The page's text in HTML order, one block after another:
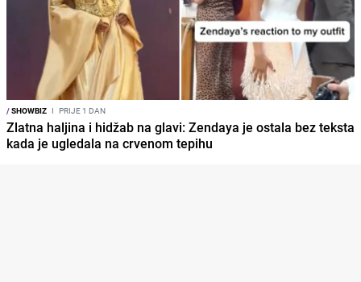
/SHOWBIZ I PRIJE 1 DAN
Zlatna haljina i hidžab na glavi: Zendaya je ostala bez teksta
kada je ugledala na crvenom tepihu